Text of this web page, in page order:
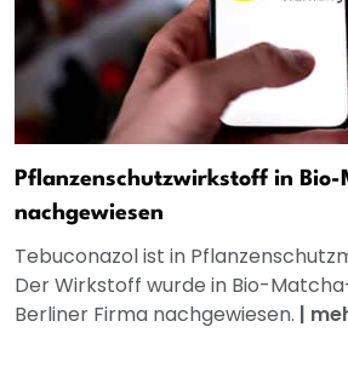
Pflanzenschutzwirkstoff in Bio-
nachgewiesen
Tebuconazol ist in
Der Wirkstoff wurde in Bio-
Berliner Firma nachgewiesen. |